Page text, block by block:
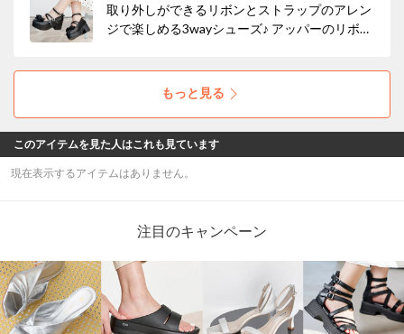
取り外しができるリボンとストラップのアレン
ジで楽しめる3wayシューズ♪ アッパーのリボン
ラットフォームでさりげなくスタイルアップ効
もっと見る
このアイテムを見た人はこれも見ています
現在表示するアイテムはありません。
注目のキャンペーン